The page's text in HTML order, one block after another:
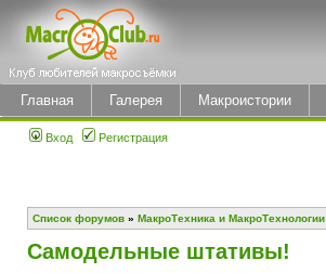
Главная Галерея Макроистории
Вход Регистрация
Список форумов » МакроТехника и МакроТехнологии
Самодельные штативы!